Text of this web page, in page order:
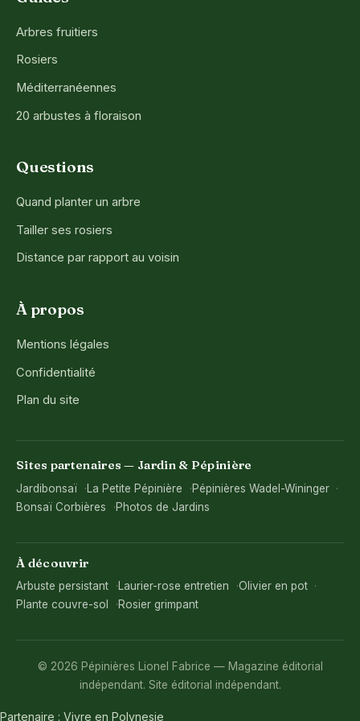
Arbres fruitiers
Rosiers
Méditerranéennes
20 arbustes à floraison
Questions
Quand planter un arbre
Tailler ses rosiers
Distance par rapport au voisin
À propos
Mentions légales
Confidentialité
Plan du site
Sites partenaires — Jardin & Pépinière
Jardibonsaï La Petite Pépinière
Pépinières Wadel-Wininger
Bonsaï Corbières
Photos de Jardins
À découvrir
Arbuste persistant Laurier-rose entretien
Olivier en pot
Plante couvre-sol
Rosier grimpant
© 2026 Pépinières Lionel Fabrice — Magazine éditorial
indépendant. Site éditorial indépendant.
Partenaire : Vivre en Polynesie